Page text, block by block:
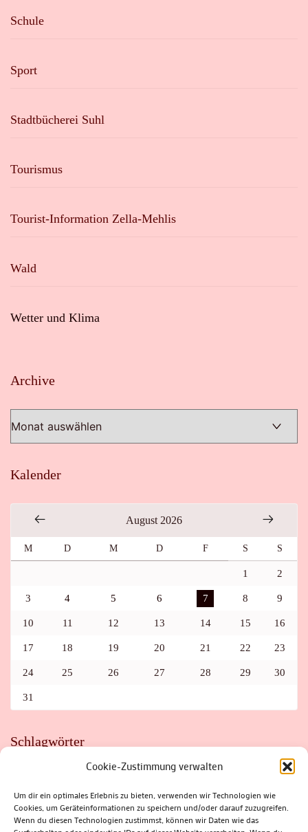
Cookie-Zustimmung verwalten
Um dir ein optimales Erlebnis zu bieten, verwenden wir Technologien wie
Cookies, um Geräteinformationen zu speichern und/oder darauf zuzugreifen.
Wenn du diesen Technologien zustimmst, können wir Daten wie das
Schule
Sport
Stadtbücherei Suhl
Tourismus
Tourist-Information Zella-Mehlis
Wald
Wetter und Klima
Archive
Kalender
August 2026
M D M D F S S
1 2
3 4 5 6 7 8 9
10 11 12 13 14 15 16
17 18 19 20 21 22 23
24 25 26 27 28 29 30
31
Schlagwörter
FAHRRAD
FLOHMARKT FOLK GEWINNSPIEL
HITZE
HITZEFALLE AUTO
IRISH DANCE JAZZ
KABARETT
KINDER
KIRMES KLASSIK
KLEINE SUHLER REIHE
KRIMI
KULTUR LESUNG LOTTO
MEININGEN
PARASITEN
PILZE SCHLEUSINGEN SCHULWEG